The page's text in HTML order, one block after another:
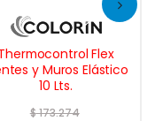
Flex
y Muros Elástico
10 Lts.
$173.274